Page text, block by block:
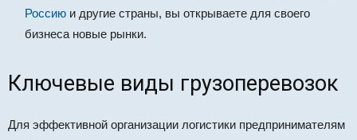
Россию и другие страны, вы открываете для своего
бизнеса новые рынки.
Ключевые виды грузоперевозок
Для эффективной организации логистики предпринимателям